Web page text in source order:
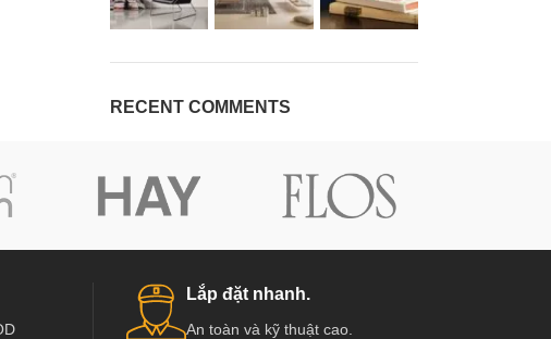
RECENT COMMENTS
Lắp đặt nhanh.
An toàn và kỹ thuật cao.